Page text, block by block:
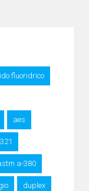
fluoridrico
aes
a-380
duplex